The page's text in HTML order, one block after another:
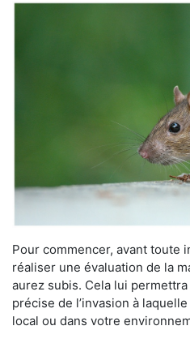
Pour commencer, avant toute
réaliser une évaluation de la
aurez subis. Cela lui
précise de l’invasion à
local ou dans votre